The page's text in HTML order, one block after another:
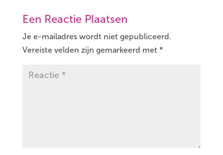
Een Reactie Plaatsen
Je e-mailadres wordt niet gepubliceerd.
Vereiste velden zijn gemarkeerd met *